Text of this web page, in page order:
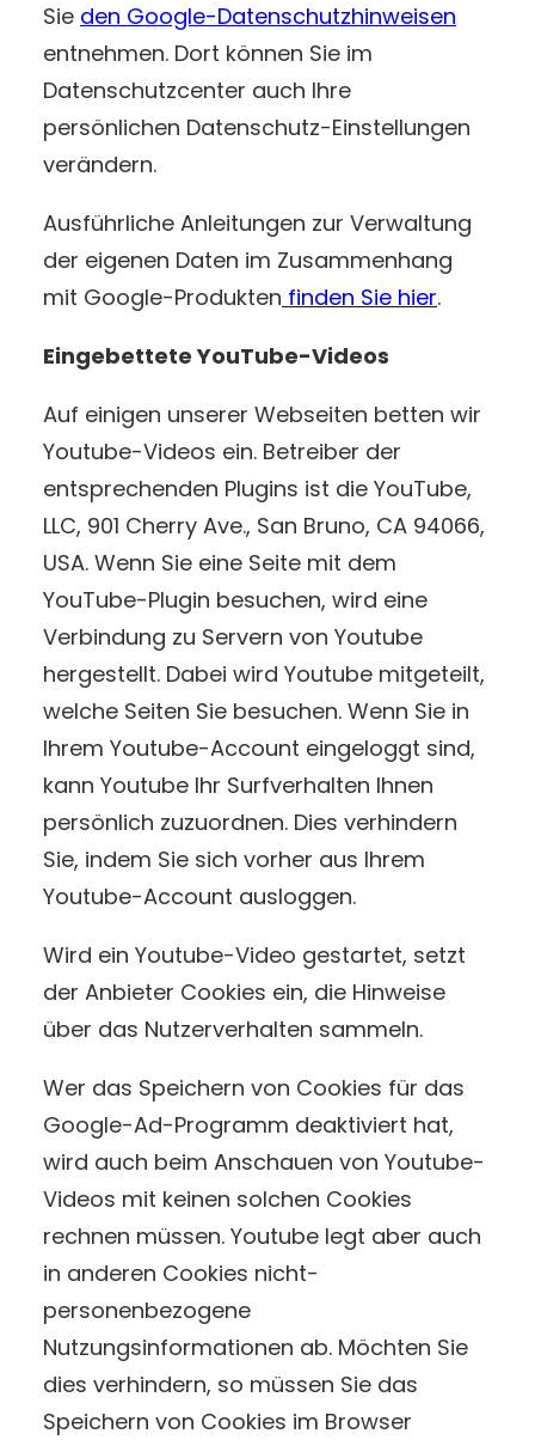
Sie den Google-Datenschutzhinweisen
entnehmen. Dort können Sie im
Datenschutzcenter auch Ihre
persönlichen Datenschutz-Einstellungen
verändern.
Ausführliche Anleitungen zur Verwaltung
der eigenen Daten im Zusammenhang
mit Google-Produkten finden Sie hier.
Eingebettete YouTube-Videos
Auf einigen unserer Webseiten betten wir
Youtube-Videos ein. Betreiber der
entsprechenden Plugins ist die YouTube,
LLC, 901 Cherry Ave., San Bruno, CA 94066,
USA. Wenn Sie eine Seite mit dem
YouTube-Plugin besuchen, wird eine
Verbindung zu Servern von Youtube
hergestellt. Dabei wird Youtube mitgeteilt,
welche Seiten Sie besuchen. Wenn Sie in
Ihrem Youtube-Account eingeloggt sind,
kann Youtube Ihr Surfverhalten Ihnen
persönlich zuzuordnen. Dies verhindern
Sie, indem Sie sich vorher aus Ihrem
Youtube-Account ausloggen.
Wird ein Youtube-Video gestartet, setzt
der Anbieter Cookies ein, die Hinweise
über das Nutzerverhalten sammeln.
Wer das Speichern von Cookies für das
Google-Ad-Programm deaktiviert hat,
wird auch beim Anschauen von Youtube-
Videos mit keinen solchen Cookies
rechnen müssen. Youtube legt aber auch
in anderen Cookies nicht-
personenbezogene
Nutzungsinformationen ab. Möchten Sie
dies verhindern, so müssen Sie das
Speichern von Cookies im Browser